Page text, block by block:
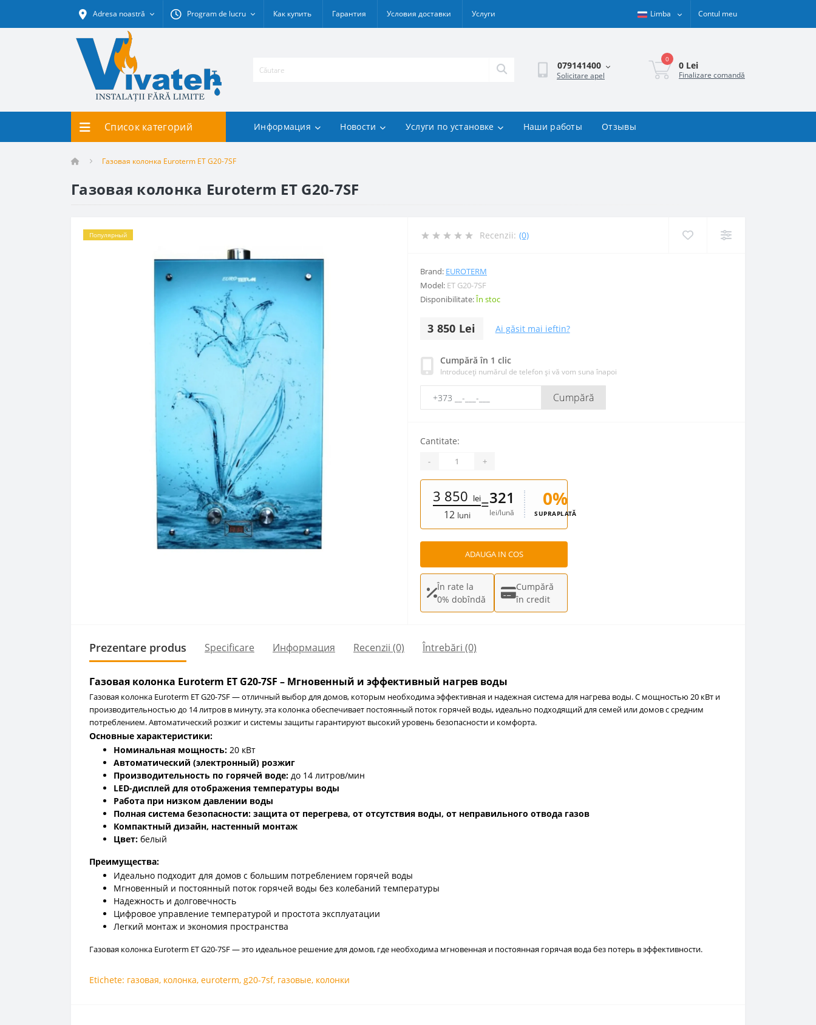
Adresa noastră Program de lucru Как купить Гарантия Условия доставки Услуги Limba Contul meu
079141400
Solicitare apel
0
0 Lei
Finalizare comandă
Список категорий Информация Новости Услуги по установке Наши работы Отзывы
Газовая колонка Euroterm ET G20-7SF
Газовая колонка Euroterm ET G20-7SF
Популярный Recenzii: (0)
Brand: EUROTERM
Model: ET G20-7SF
Disponibilitate:În stoc
3 850 Lei Ai găsit mai ieftin?
Cumpără în 1 clic
Introduceți numărul de telefon și vă vom suna înapoi
Cumpără
Cantitate:
- +
3 850 lei
12 luni
=321
lei/lună
0%
SUPRAPLATĂ
ADAUGA IN COS
În rate la
0% dobîndă
Cumpără
în credit
Prezentare produs Specificare Информация Recenzii (0) Întrebări (0)
Газовая колонка Euroterm ET G20-7SF – Мгновенный и эффективный нагрев воды
Газовая колонка Euroterm ET G20-7SF — отличный выбор для домов, которым необходима эффективная и надежная система для нагрева воды. С мощностью 20 кВт и
производительностью до 14 литров в минуту, эта колонка обеспечивает постоянный поток горячей воды, идеально подходящий для семей или домов с средним
потреблением. Автоматический розжиг и системы защиты гарантируют высокий уровень безопасности и комфорта.
Основные характеристики:
Номинальная мощность: 20 кВт
Автоматический (электронный) розжиг
Производительность по горячей воде: до 14 литров/мин
LED-дисплей для отображения температуры воды
Работа при низком давлении воды
Полная система безопасности: защита от перегрева, от отсутствия воды, от неправильного отвода газов
Компактный дизайн, настенный монтаж
Цвет: белый
Преимущества:
Идеально подходит для домов с большим потреблением горячей воды
Мгновенный и постоянный поток горячей воды без колебаний температуры
Надежность и долговечность
Цифровое управление температурой и простота эксплуатации
Легкий монтаж и экономия пространства
Газовая колонка Euroterm ET G20-7SF — это идеальное решение для домов, где необходима мгновенная и постоянная горячая вода без потерь в эффективности.
Etichete: газовая, колонка, euroterm, g20-7sf, газовые, колонки